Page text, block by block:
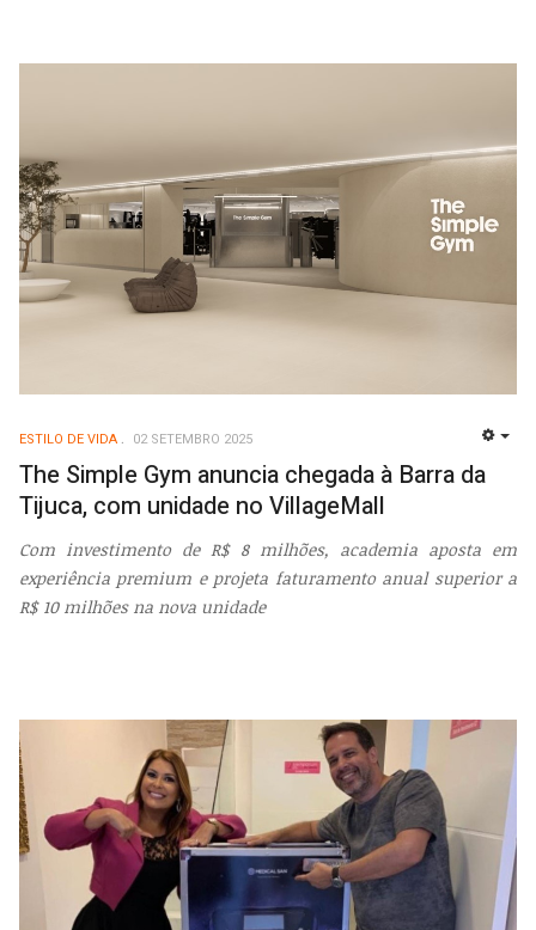
ESTILO DE VIDA 02 SETEMBRO 2025
The Simple Gym anuncia chegada à Barra da
Tijuca, com unidade no VillageMall
Com investimento de R$ 8 milhões, academia aposta em
experiência premium e projeta faturamento anual superior a
R$ 10 milhões na nova unidade